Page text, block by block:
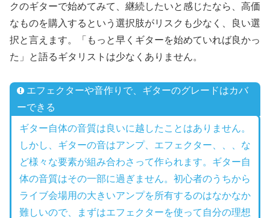
クのギターで始めてみて、継続したいと感じたなら、高価
なものを購入するという選択肢がリスクも少なく、良い選
択と言えます。「もっと早くギターを始めていれば良かっ
た」と語るギタリストは少なくありません。
エフェクターや音作りで、ギターのグレードはカバ
ーできる
ギター自体の音質は良いに越したことはありません。
しかし、ギターの音はアンプ、エフェクター、、、な
ど様々な要素が組み合わさって作られます。ギター自
体の音質はその一部に過ぎません。初心者のうちから
ライブ会場用の大きいアンプを所有するのはなかなか
難しいので、まずはエフェクターを使って自分の理想